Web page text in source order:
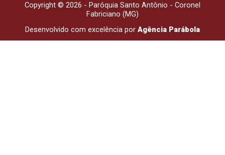
Copyright © 2026 - Paróquia Santo Antônio - Coronel
Fabriciano (MG)
Desenvolvido com excelência por Agência Parábola